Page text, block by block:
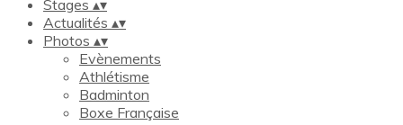
Stages ▴▾
Actualités ▴▾
Photos ▴▾
Evènements
Athlétisme
Badminton
Boxe Française